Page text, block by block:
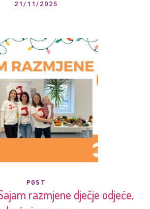
21/11/2025
POST
razmjene dječje odjeće,